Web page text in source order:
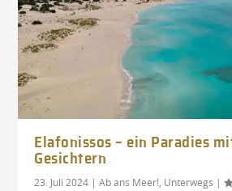
Elafonissos – ein Paradies
Gesichtern
23. Juli 2024 |Ab ans Meer! Unterwegs |